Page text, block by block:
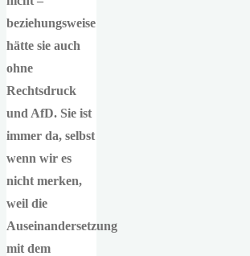
beziehungsweise
hätte sie auch
ohne
Rechtsdruck
und AfD. Sie ist
immer da, selbst
wenn wir es
nicht merken,
weil die
Auseinandersetzung
mit dem